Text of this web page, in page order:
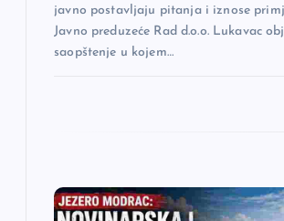
javno postavljaju pitanja i iznose
Javno preduzeće Rad d.o.o. Lukavac
saopštenje u kojem…